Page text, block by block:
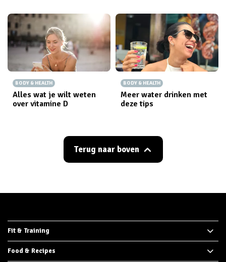
BODY & HEALTH
Alles wat je wilt weten
over vitamine D
BODY & HEALTH
Meer water drinken met
deze tips
Terug naar boven
Fit & Training
Food & Recipes